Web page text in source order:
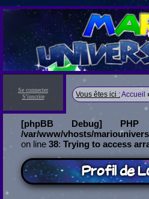
Se connecter
S'inscrire
Vous êtes ici :Accueil
[phpBB Debug] PHP
/var/www/vhosts/
on line 38: Trying to access
Profil de